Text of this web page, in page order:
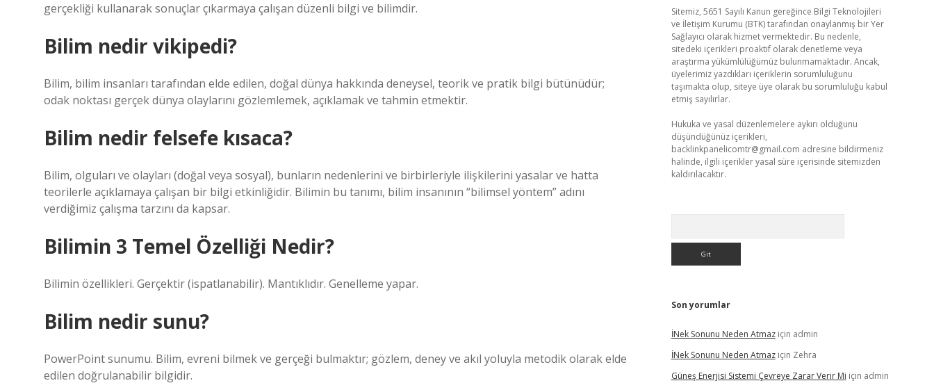
gerçekliği kullanarak sonuçlar çıkarmaya çalışan düzenli bilgi ve bilimdir.
Bilim nedir vikipedi?
Bilim, bilim insanları tarafından elde edilen, doğal dünya hakkında deneysel, teorik ve pratik bilgi bütünüdür;
odak noktası gerçek dünya olaylarını gözlemlemek, açıklamak ve tahmin etmektir.
Bilim nedir felsefe kısaca?
Bilim, olguları ve olayları (doğal veya sosyal), bunların nedenlerini ve birbirleriyle ilişkilerini yasalar ve hatta
teorilerle açıklamaya çalışan bir bilgi etkinliğidir. Bilimin bu tanımı, bilim insanının “bilimsel yöntem” adını
verdiğimiz çalışma tarzını da kapsar.
Bilimin 3 Temel Özelliği Nedir?
Bilimin özellikleri. Gerçektir (ispatlanabilir). Mantıklıdır. Genelleme yapar.
Bilim nedir sunu?
PowerPoint sunumu. Bilim, evreni bilmek ve gerçeği bulmaktır; gözlem, deney ve akıl yoluyla metodik olarak elde
edilen doğrulanabilir bilgidir.
Sitemiz, 5651 Sayılı Kanun gereğince Bilgi Teknolojileri
ve İletişim Kurumu (BTK) tarafından onaylanmış bir Yer
Sağlayıcı olarak hizmet vermektedir. Bu nedenle,
sitedeki içerikleri proaktif olarak denetleme veya
araştırma yükümlülüğümüz bulunmamaktadır. Ancak,
üyelerimiz yazdıkları içeriklerin sorumluluğunu
taşımakta olup, siteye üye olarak bu sorumluluğu kabul
etmiş sayılırlar.
Hukuka ve yasal düzenlemelere aykırı olduğunu
düşündüğünüz içerikleri,
backlinkpanelicomtr@gmail.com adresine bildirmeniz
halinde, ilgili içerikler yasal süre içerisinde sitemizden
kaldırılacaktır.
Son yorumlar
İNek Sonunu Neden Atmaziçin admin
İNek Sonunu Neden Atmaziçin Zehra
Güneş Enerjisi Sistemi Çevreye Zarar Verir Mi için admin